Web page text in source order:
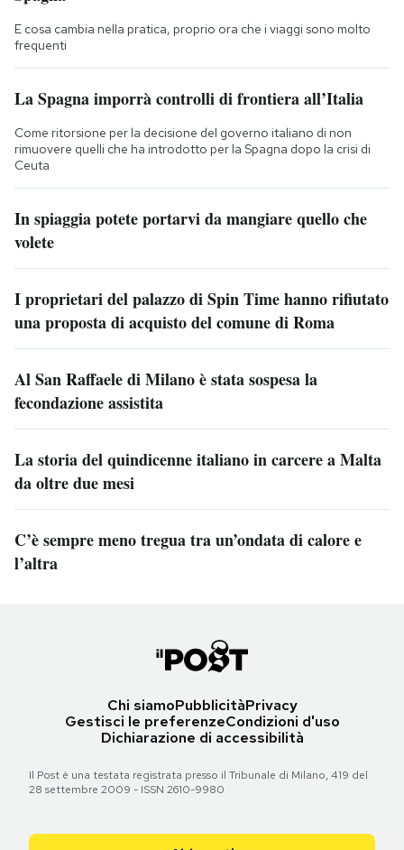
E cosa cambia nella pratica, proprio ora che i viaggi sono molto
frequenti
La Spagna imporrà controlli di frontiera all’Italia
Come ritorsione per la decisione del governo italiano di non
rimuovere quelli che ha introdotto per la Spagna dopo la crisi di
Ceuta
In spiaggia potete portarvi da mangiare quello che
volete
I proprietari del palazzo di Spin Time hanno rifiutato
una proposta di acquisto del comune di Roma
Al San Raffaele di Milano è stata sospesa la
fecondazione assistita
La storia del quindicenne italiano in carcere a Malta
da oltre due mesi
C’è sempre meno tregua tra un’ondata di calore e
l’altra
Chi siamoPubblicitàPrivacy
Gestisci le preferenzeCondizioni d'uso
Dichiarazione di accessibilità
Il Post è una testata registrata presso il Tribunale di Milano, 419 del
28 settembre 2009 - ISSN 2610-9980